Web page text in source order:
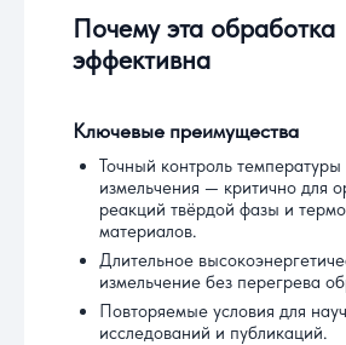
Почему эта обработка
эффективна
Ключевые преимущества
Точный контроль
измельчения — критично для
реакций твёрдой фазы и
материалов.
Длительное
измельчение без перегрева
Повторяемые условия для
исследований и публикаций.